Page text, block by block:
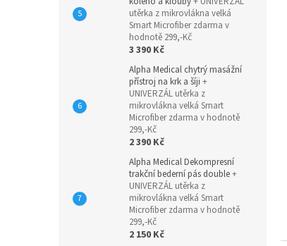
utěrka z mikrovlákna velká
Smart Microfiber zdarma v
hodnotě 299,-Kč
3 390 Kč
Alpha Medical chytrý masážní
přístroj na krk a šíji +
UNIVERZÁL utěrka z
mikrovlákna velká Smart
Microfiber zdarma v hodnotě
299,-Kč
2 390 Kč
Alpha Medical Dekompresní
trakční bederní pás double+
UNIVERZÁL utěrka z
mikrovlákna velká Smart
Microfiber zdarma v hodnotě
299,-Kč
2 150 Kč